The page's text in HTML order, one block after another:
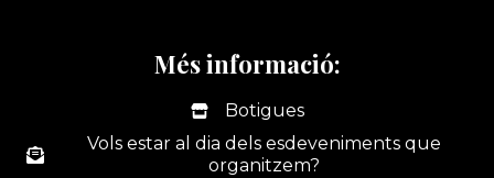
Més informació:
Botigues
Vols estar al dia dels esdeveniments que
organitzem?